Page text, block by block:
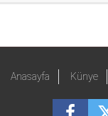
Anasayfa Künye